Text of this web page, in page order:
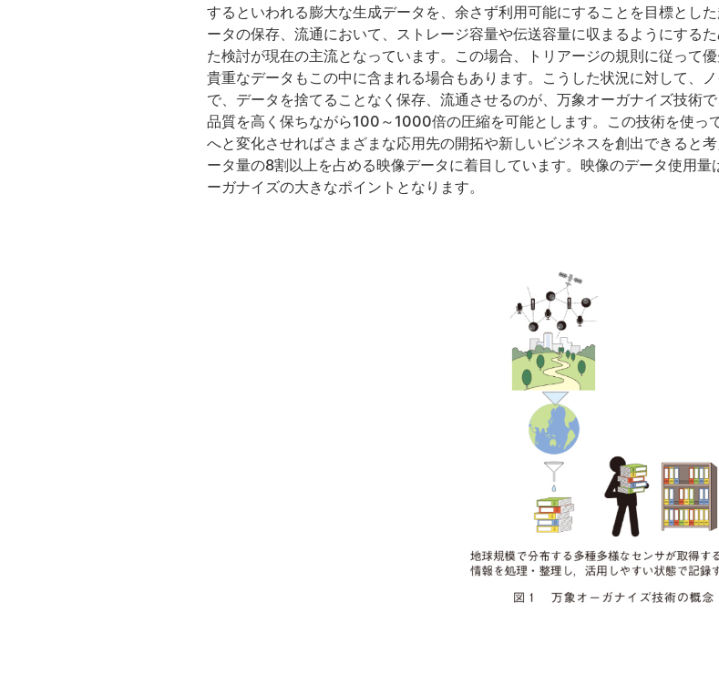
するといわれる膨大な生成データを、余さず利用可能にすることを目標とし
ータの保存、流通において、ストレージ容量や伝送容量に収まるようにする
た検討が現在の主流となっています。この場合、トリアージの規則に従って
貴重なデータもこの中に含まれる場合もあります。こうした状況に対して、
で、データを捨てることなく保存、流通させるのが、万象オーガナイズ技術
品質を高く保ちながら100～1000倍の圧縮を可能とします。この技術を使っ
へと変化させればさまざまな応用先の開拓や新しいビジネスを創出できると
ータ量の8割以上を占める映像データに着目しています。映像のデータ使用
ーガナイズの大きなポイントとなります。